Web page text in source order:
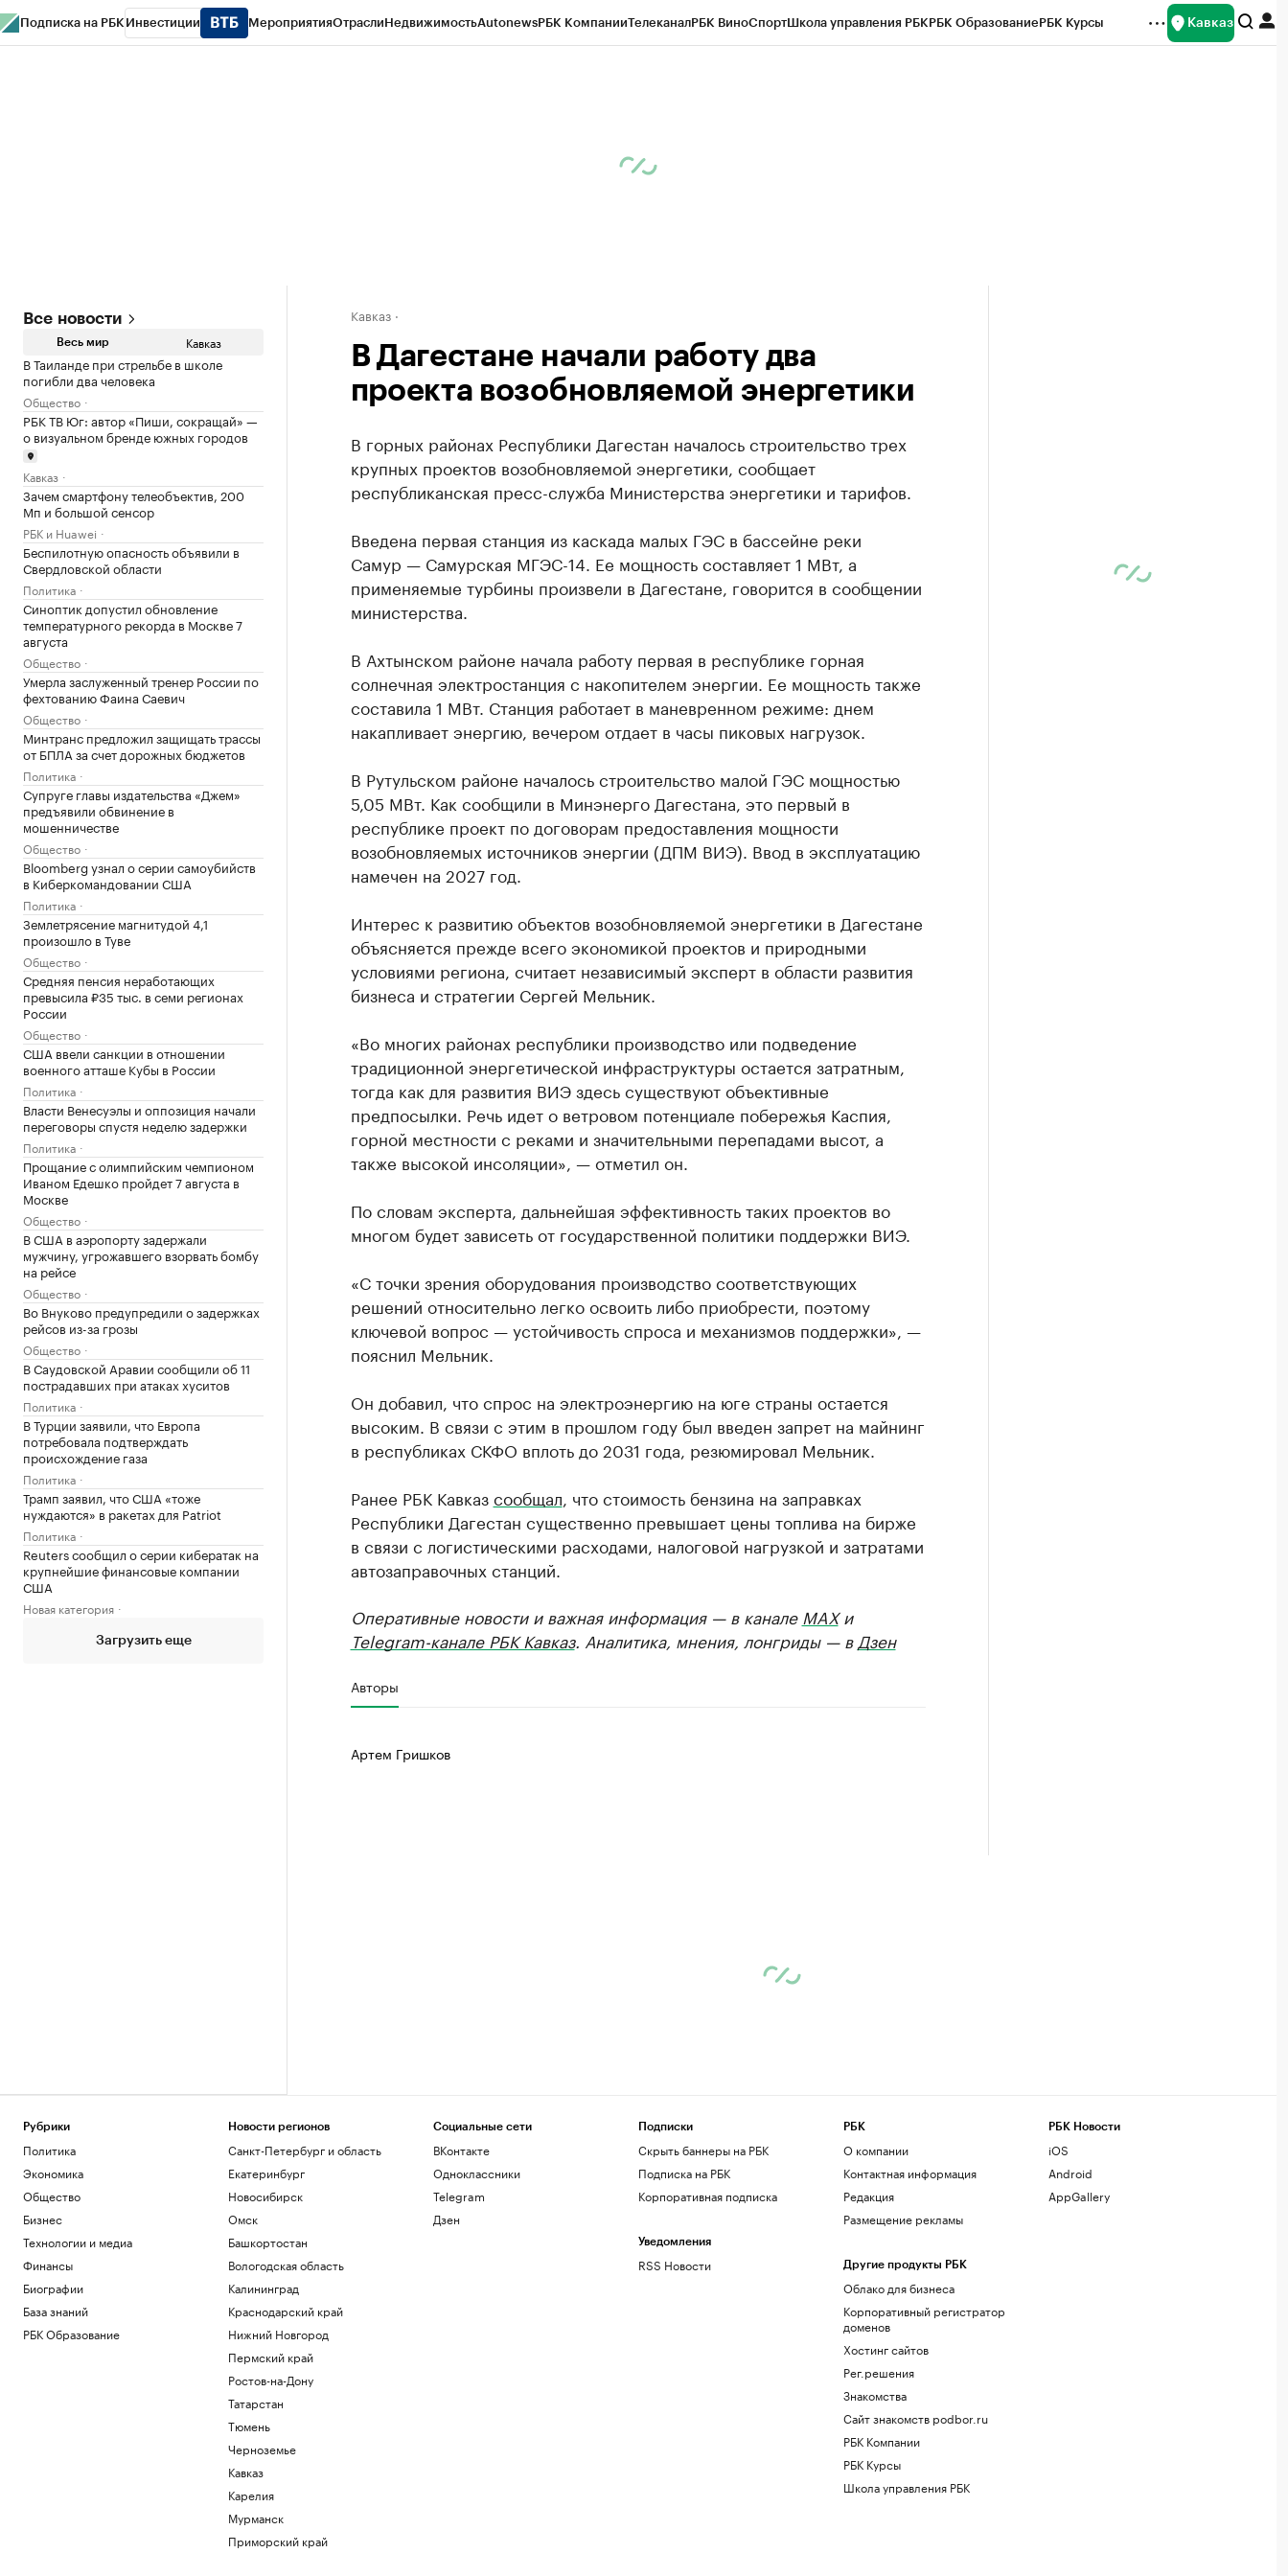
Подписка на РБК Инвестиции МероприятияОтраслиНедвижимостьAutonewsРБК КомпанииТелеканалРБК ВиноСпортШкола управления РБКРБК ОбразованиеРБК Курсы Кавказ
Все новости
Весь мир Кавказ
В Таиланде при стрельбе в школе
погибли два человека
Общество
РБК ТВ Юг: автор «Пиши, сокращай» —
о визуальном бренде южных городов
Кавказ
Зачем смартфону телеобъектив, 200
Мп и большой сенсор
РБК и Huawei
Беспилотную опасность объявили в
Свердловской области
Политика
Синоптик допустил обновление
температурного рекорда в Москве 7
августа
Общество
Умерла заслуженный тренер России по
фехтованию Фаина Саевич
Общество
Минтранс предложил защищать трассы
от БПЛА за счет дорожных бюджетов
Политика
Супруге главы издательства «Джем»
предъявили обвинение в
мошенничестве
Общество
Bloomberg узнал о серии самоубийств
в Киберкомандовании США
Политика
Землетрясение магнитудой 4,1
произошло в Туве
Общество
Средняя пенсия неработающих
превысила ₽35 тыс. в семи регионах
России
Общество
США ввели санкции в отношении
военного атташе Кубы в России
Политика
Власти Венесуэлы и оппозиция начали
переговоры спустя неделю задержки
Политика
Прощание с олимпийским чемпионом
Иваном Едешко пройдет 7 августа в
Москве
Общество
В США в аэропорту задержали
мужчину, угрожавшего взорвать бомбу
на рейсе
Общество
Во Внуково предупредили о задержках
рейсов из-за грозы
Общество
В Саудовской Аравии сообщили об 11
пострадавших при атаках хуситов
Политика
В Турции заявили, что Европа
потребовала подтверждать
происхождение газа
Политика
Трамп заявил, что США «тоже
нуждаются» в ракетах для Patriot
Политика
Reuters сообщил о серии кибератак на
крупнейшие финансовые компании
США
Новая категория
Загрузить еще
Кавказ
В Дагестане начали работу два
проекта возобновляемой энергетики
В горных районах Республики Дагестан началось строительство трех
крупных проектов возобновляемой энергетики, сообщает
республиканская пресс-служба Министерства энергетики и тарифов.
Введена первая станция из каскада малых ГЭС в бассейне реки
Самур — Самурская МГЭС-14. Ее мощность составляет 1 МВт, а
применяемые турбины произвели в Дагестане, говорится в сообщении
министерства.
В Ахтынском районе начала работу первая в республике горная
солнечная электростанция с накопителем энергии. Ее мощность также
составила 1 МВт. Станция работает в маневренном режиме: днем
накапливает энергию, вечером отдает в часы пиковых нагрузок.
В Рутульском районе началось строительство малой ГЭС мощностью
5,05 МВт. Как сообщили в Минэнерго Дагестана, это первый в
республике проект по договорам предоставления мощности
возобновляемых источников энергии (ДПМ ВИЭ). Ввод в эксплуатацию
намечен на 2027 год.
Интерес к развитию объектов возобновляемой энергетики в Дагестане
объясняется прежде всего экономикой проектов и природными
условиями региона, считает независимый эксперт в области развития
бизнеса и стратегии Сергей Мельник.
«Во многих районах республики производство или подведение
традиционной энергетической инфраструктуры остается затратным,
тогда как для развития ВИЭ здесь существуют объективные
предпосылки. Речь идет о ветровом потенциале побережья Каспия,
горной местности с реками и значительными перепадами высот, а
также высокой инсоляции», — отметил он.
По словам эксперта, дальнейшая эффективность таких проектов во
многом будет зависеть от государственной политики поддержки ВИЭ.
«С точки зрения оборудования производство соответствующих
решений относительно легко освоить либо приобрести, поэтому
ключевой вопрос — устойчивость спроса и механизмов поддержки», —
пояснил Мельник.
Он добавил, что спрос на электроэнергию на юге страны остается
высоким. В связи с этим в прошлом году был введен запрет на майнинг
в республиках СКФО вплоть до 2031 года, резюмировал Мельник.
Ранее РБК Кавказсообщал , что стоимость бензина на заправках
Республики Дагестан существенно превышает цены топлива на бирже
в связи с логистическими расходами, налоговой нагрузкой и затратами
автозаправочных станций.
Оперативные новости и важная информация — в канале MAXи
Telegram-канале РБК Кавказ. Аналитика, мнения, лонгриды — в Дзен
Авторы
Артем Гришков
Рубрики
Политика
Экономика
Общество
Бизнес
Технологии и медиа
Финансы
Биографии
База знаний
РБК Образование
Новости регионов
Санкт-Петербург и область
Екатеринбург
Новосибирск
Омск
Башкортостан
Вологодская область
Калининград
Краснодарский край
Нижний Новгород
Пермский край
Ростов-на-Дону
Татарстан
Тюмень
Черноземье
Кавказ
Карелия
Мурманск
Приморский край
Социальные сети
ВКонтакте
Одноклассники
Telegram
Дзен
Подписки
Скрыть баннеры на РБК
Подписка на РБК
Корпоративная подписка
Уведомления
RSS Новости
РБК
О компании
Контактная информация
Редакция
Размещение рекламы
Другие продукты РБК
Облако для бизнеса
Корпоративный регистратор
доменов
Хостинг сайтов
Рег.решения
Знакомства
Сайт знакомств podbor.ru
РБК Компании
РБК Курсы
Школа управления РБК
РБК Новости
iOS
Android
AppGallery